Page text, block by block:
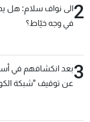
2الى نواف سلام: هل
في وجه خيّاط؟
3بعد انكشافهم في
عن توقيف "شبكة